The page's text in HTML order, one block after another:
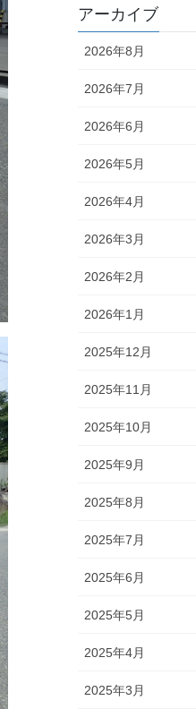
アーカイブ
2026年8月
2026年7月
2026年6月
2026年5月
2026年4月
2026年3月
2026年2月
2026年1月
2025年12月
2025年11月
2025年10月
2025年9月
2025年8月
2025年7月
2025年6月
2025年5月
2025年4月
2025年3月